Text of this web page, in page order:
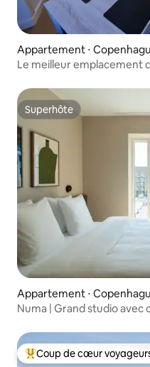
Appartement ⋅
Le meilleur emplacement
Superhôte
Superhôte
Appartement ⋅
Numa | Grand studio avec
Coups de cœur voyageurs
Coup de cœur